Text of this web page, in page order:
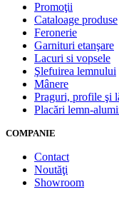
Promoţii
Cataloage produse
Feronerie
Garnituri etanşare
Lacuri si vopsele
Şlefuirea lemnului
Mânere
Praguri, profile şi
Placări lemn-
COMPANIE
Contact
Noutăţi
Showroom